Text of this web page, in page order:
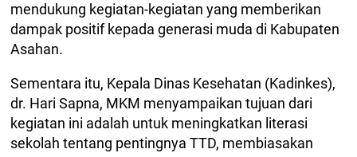
mendukung kegiatan-kegiatan yang memberikan
dampak positif kepada generasi muda di Kabupaten
Asahan.
Sementara itu, Kepala Dinas Kesehatan (Kadinkes),
dr. Hari Sapna, MKM menyampaikan tujuan dari
kegiatan ini adalah untuk meningkatkan literasi
sekolah tentang pentingnya TTD, membiasakan